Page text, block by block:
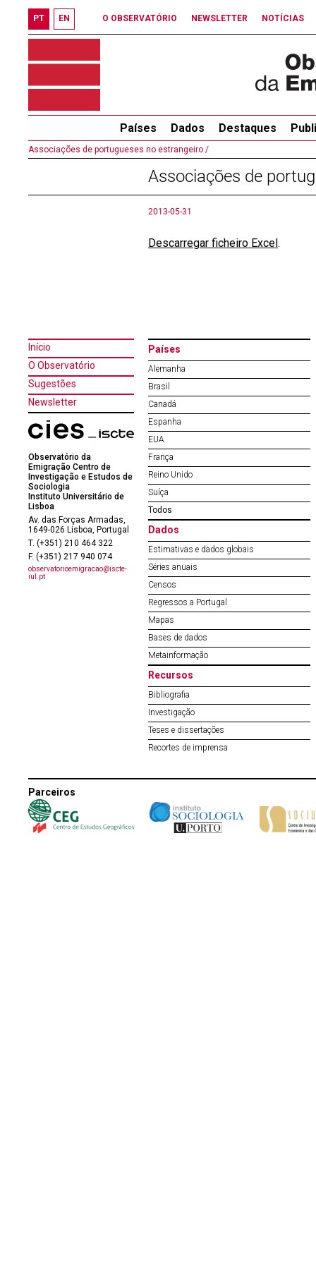
PT EN O OBSERVATÓRIO NEWSLETTER NOTÍCIAS
Países Dados Destaques
Associações de portugueses no estrangeiro /
Associações de
2013-05-31
Descarregar ficheiro Excel.
Início
O Observatório
Sugestões
Newsletter
Observatório da
Emigração Centro de
Investigação e Estudos de
Sociologia
Instituto Universitário de
Lisboa
Av. das Forças Armadas,
1649-026 Lisboa, Portugal
T. (+351) 210 464 322
F. (+351) 217 940 074
observatorioemigracao@iscte-
iul.pt
Países
Alemanha
Brasil
Canadá
Espanha
EUA
França
Reino Unido
Suíça
Todos
Dados
Estimativas e dados globais
Séries anuais
Censos
Regressos a Portugal
Mapas
Bases de dados
Metainformação
Recursos
Bibliografia
Investigação
Teses e dissertações
Recortes de imprensa
Parceiros